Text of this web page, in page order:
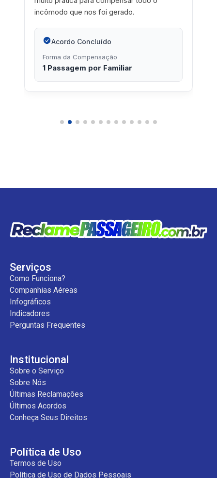
incômodo que nos foi gerado.
Acordo Concluído
Forma da Compensação
1 Passagem por Familiar
Serviços
Como Funciona?
Companhias Aéreas
Infográficos
Indicadores
Perguntas Frequentes
Institucional
Sobre o Serviço
Sobre Nós
Últimas Reclamações
Últimos Acordos
Conheça Seus Direitos
Política de Uso
Termos de Uso
Política de Uso de Dados Pessoais